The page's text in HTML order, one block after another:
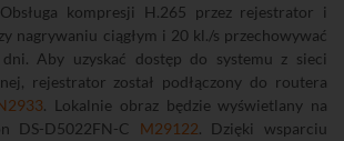
kompresji H.265 przez rejestrator i
nagrywaniu ciągłym i 20 kl./s przechowywać
Aby uzyskać dostęp do systemu z sieci
rejestrator został podłączony do routera
. Lokalnie obraz będzie wyświetlany na
DS-D5022FN-C M29122. Dzięki wsparciu